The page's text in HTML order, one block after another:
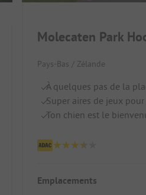
Molecaten Park
Pays-Bas / Zélande
À quelques pas de la
Super aires de jeux pour
Ton chien est le
Emplacements